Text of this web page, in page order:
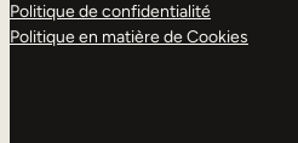
Politique de confidentialité
Politique en matière de Cookies